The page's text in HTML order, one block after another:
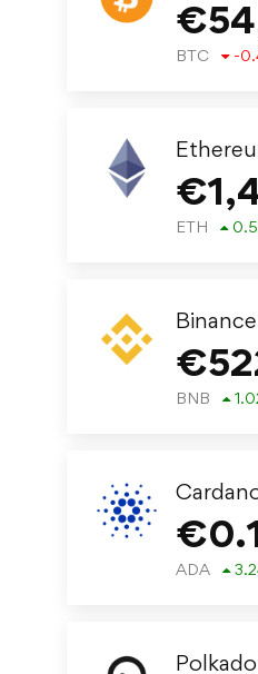
€
BTC -
€
ETH
€
BNB
€
ADA